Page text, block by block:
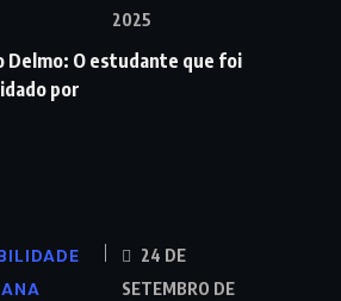
2025
Delmo: O estudante que foi
por
24 DE
SETEMBRO DE